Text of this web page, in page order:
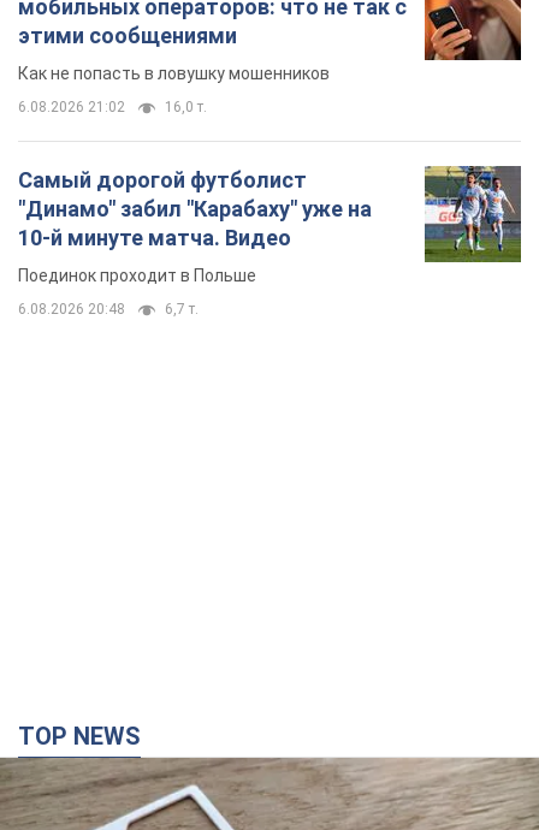
мобильных операторов: что не так с
этими сообщениями
Как не попасть в ловушку мошенников
6.08.2026 21:02 16,0 т.
Самый дорогой футболист
"Динамо" забил "Карабаху" уже на
10-й минуте матча. Видео
Поединок проходит в Польше
6.08.2026 20:48 6,7 т.
TOP NEWS